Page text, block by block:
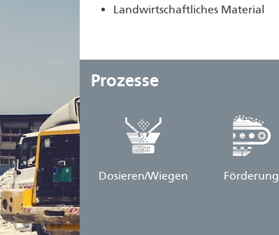
Landwirtschaftliches Material
Prozesse
Dosieren/Wiegen Förderung